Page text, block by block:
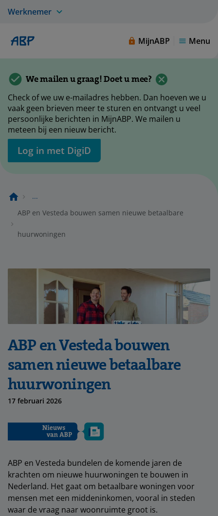
Werknemer
MijnABP Menu
We mailen u graag! Doet u mee?
Check of we uw e-mailadres hebben. Dan hoeven we u
vaak geen brieven meer te sturen en ontvangt u veel
persoonlijke berichten in MijnABP. We mailen u
meteen bij een nieuw bericht.
Log in met DigiD
...
ABP en Vesteda bouwen samen nieuwe betaalbare
huurwoningen
ABP en Vesteda bouwen
samen nieuwe betaalbare
huurwoningen
17 februari 2026
ABP en Vesteda bundelen de komende jaren de
krachten om nieuwe huurwoningen te bouwen in
Nederland. Het gaat om betaalbare woningen voor
mensen met een middeninkomen, vooral in steden
waar de vraag naar woonruimte groot is.